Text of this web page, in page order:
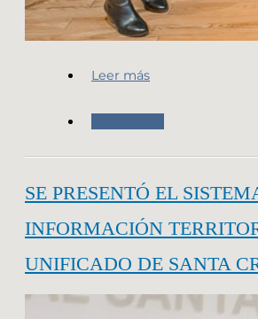
Leer más
SE PRESENTÓ EL
INFORMACIÓN
UNIFICADO DE SANTA